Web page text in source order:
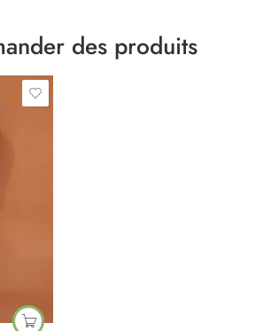
des produits